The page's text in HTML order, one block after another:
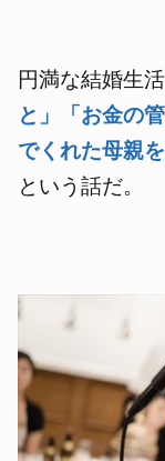
円満な結婚生
と」「お金の
でくれた母親
という話だ。